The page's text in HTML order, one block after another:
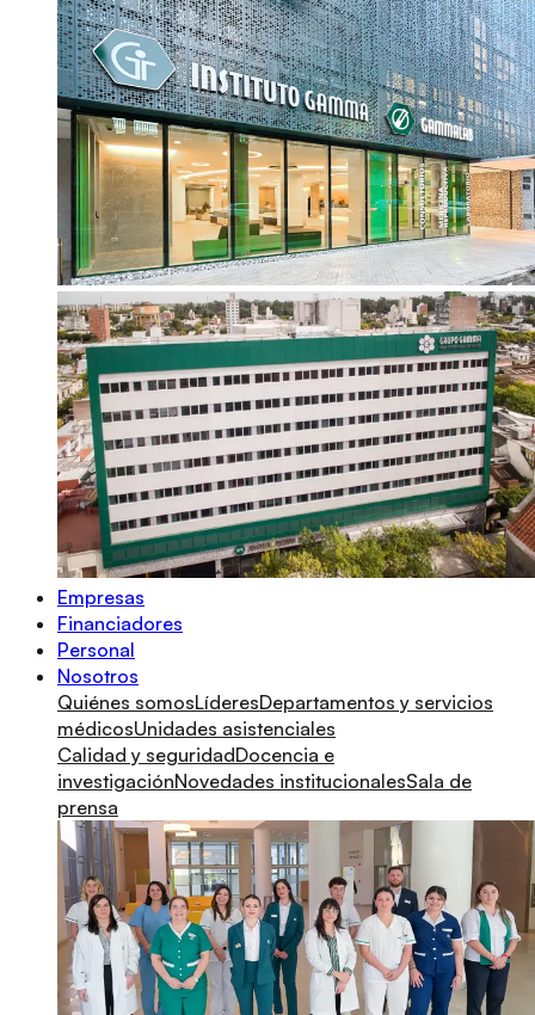
Empresas
Financiadores
Personal
Nosotros
Quiénes somosLíderesDepartamentos y servicios
médicosUnidades asistenciales
Calidad y seguridadDocencia e
investigaciónNovedades institucionalesSala de
prensa